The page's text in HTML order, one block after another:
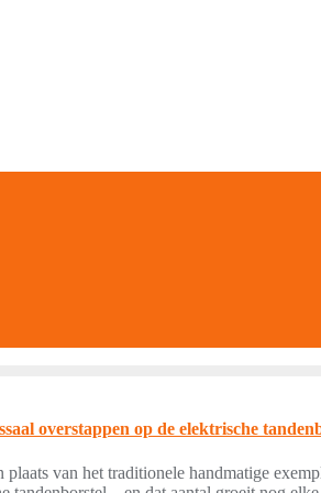
overstappen op de elektrische
van het traditionele handmatige